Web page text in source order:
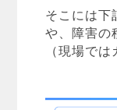
そこには下
や、障害の
（現場で